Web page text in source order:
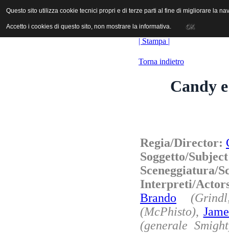
ANICA | Associazione Nazionale Industrie Cinematografiche
| Stampa |
Torna indietro
Candy
Regia/Director:
Soggetto/
Sceneggiatura/
Interpreti/
Brando
(McPhisto),
(generale
Questo sito utilizza cookie tecnici propri e di terze parti al fine di migliorare la
Accetto i cookies di questo sito, non mostrare la informativa. OK
Questo sito utilizza cookie tecnici propri e di terze parti al fine di migliorare la
Accetto i cookies di questo sito, non mostrare la informativa. OK